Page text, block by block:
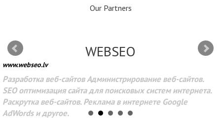
Our Partners
WEBSEO
www.webseo.lv
Разработка веб-сайтов Администрирование веб-сайтов.
SEO оптимизация сайта для поисковых систем интернета.
Раскрутка веб-сайтов. Реклама в интернете Google
AdWords и другое.